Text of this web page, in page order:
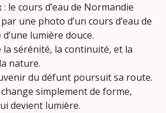
le cours d’eau de Normandie
une photo d’un cours d’eau de
lumière douce.
la sérénité, la continuité, et la
nature.
du défunt poursuit sa route.
change simplement de forme,
devient lumière.